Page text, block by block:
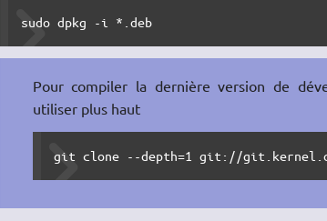
sudo dpkg -i *.deb
Pour compiler la dernière version de
utiliser plus haut
git clone --depth=1 git://